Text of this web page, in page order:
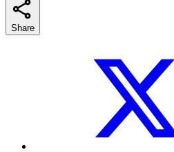
Share